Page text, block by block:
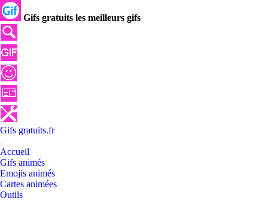
Gifs gratuits les meilleurs gifs
Gifs gratuits.fr
Accueil
Gifs animés
Emojis animés
Cartes animées
Outils